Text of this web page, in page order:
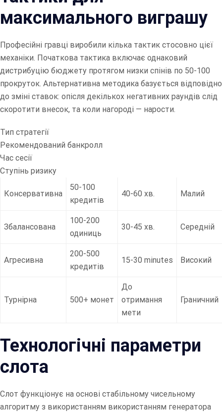
максимального виграшу
Професійні гравці виробили кілька тактик стосовно цієї
механіки. Початкова тактика включає однаковий
дистрибуцію бюджету протягом низки спінів по 50-100
прокруток. Альтернативна методика базується відповідно
до зміні ставок: опісля декількох негативних раундів слід
скоротити внесок, та коли нагороді — нарости.
Тип стратегії
Рекомендований банкролл
Час сесії
Ступінь ризику
Консервативна
50-100
кредитів
40-60 хв. Малий
Збалансована
100-200
одиниць
30-45 хв. Середній
Агресивна
200-500
кредитів
15-30 minutes Високий
Турнірна 500+ монет
До
отримання
мети
Граничний
Технологічні параметри
слота
Слот функціонує на основі стабільному чисельному
алгоритму з використанням використанням генератора